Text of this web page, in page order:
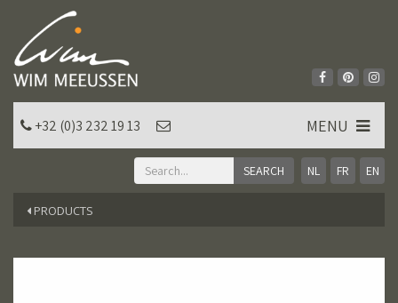
NL FR EN
+32 (0)3 232 19 13 MENU
PRODUCTS